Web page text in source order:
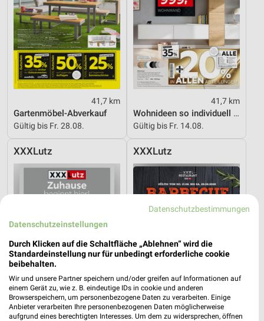
41,7 km
Gartenmöbel-Abverkauf
Gültig bis Fr. 28.08.
41,7 km
Wohnideen so individuell wie du!
Gültig bis Fr. 14.08.
XXXLutz XXXLutz
Datenschutzbestimmungen
Datenschutzeinstellungen
Durch Klicken auf die Schaltfläche „Ablehnen“ wird die
Standardeinstellung nur für unbedingt erforderliche cookie
beibehalten.
Wir und unsere Partner speichern und/oder greifen auf Informationen auf
einem Gerät zu, wie z. B. eindeutige IDs in cookie und anderen
Browserspeichern, um personenbezogene Daten zu verarbeiten. Einige
Anbieter verarbeiten Ihre personenbezogenen Daten möglicherweise
aufgrund eines berechtigten Interesses. Um dem zu widersprechen, öffnen